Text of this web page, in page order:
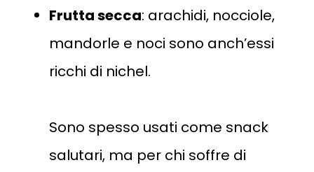
Frutta secca: arachidi, nocciole,
mandorle e noci sono anch’essi
ricchi di nichel.
Sono spesso usati come snack
salutari, ma per chi soffre di